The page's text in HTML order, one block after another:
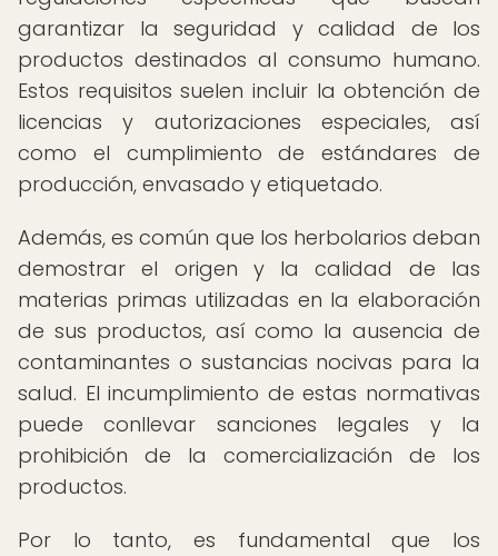
garantizar la seguridad y calidad de los
productos destinados al consumo humano.
Estos requisitos suelen incluir la obtención de
licencias y autorizaciones especiales, así
como el cumplimiento de estándares de
producción, envasado y etiquetado.
Además, es común que los herbolarios deban
demostrar el origen y la calidad de las
materias primas utilizadas en la elaboración
de sus productos, así como la ausencia de
contaminantes o sustancias nocivas para la
salud. El incumplimiento de estas normativas
puede conllevar sanciones legales y la
prohibición de la comercialización de los
productos.
Por lo tanto, es fundamental que los